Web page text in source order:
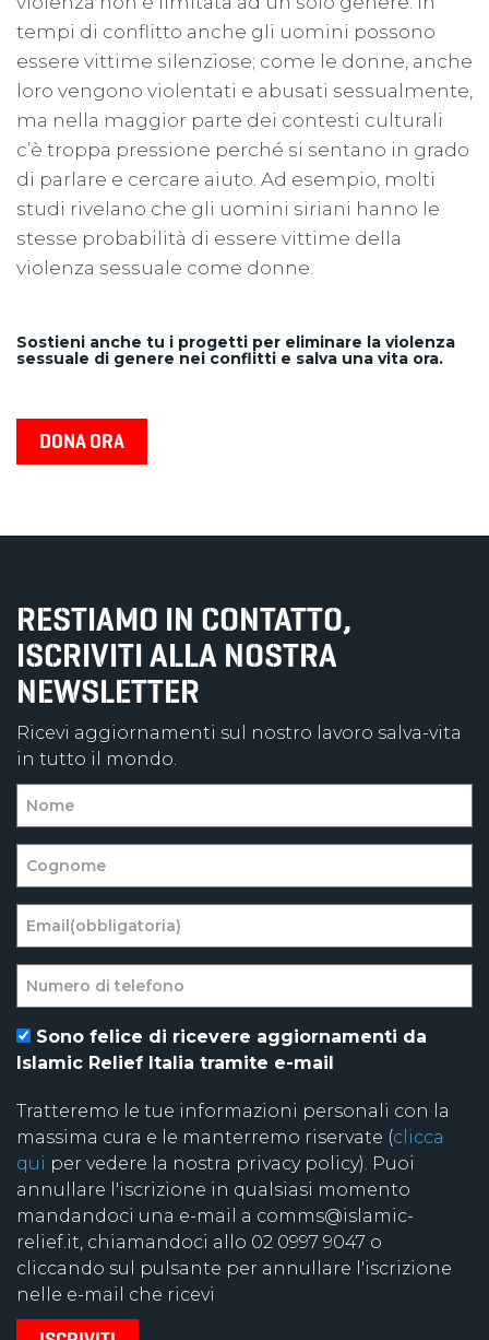
tempi di conflitto anche gli uomini possono
essere vittime silenziose; come le donne, anche
loro vengono violentati e abusati sessualmente,
ma nella maggior parte dei contesti culturali
c’è troppa pressione perché si sentano in grado
di parlare e cercare aiuto. Ad esempio, molti
studi rivelano che gli uomini siriani hanno le
stesse probabilità di essere vittime della
violenza sessuale come donne.
Sostieni anche tu i progetti per eliminare la violenza
sessuale di genere nei conflitti e salva una vita ora.
RESTIAMO IN CONTATTO,
ISCRIVITI ALLA NOSTRA
NEWSLETTER
Ricevi aggiornamenti sul nostro lavoro salva-vita
in tutto il mondo.
Sono felice di ricevere aggiornamenti da
Islamic Relief Italia tramite e-mail
Tratteremo le tue informazioni personali con la
massima cura e le manterremo riservate (clicca
qui per vedere la nostra privacy policy). Puoi
annullare l'iscrizione in qualsiasi momento
mandandoci una e-mail a comms@islamic-
relief.it, chiamandoci allo 02 0997 9047 o
cliccando sul pulsante per annullare l'iscrizione
nelle e-mail che ricevi